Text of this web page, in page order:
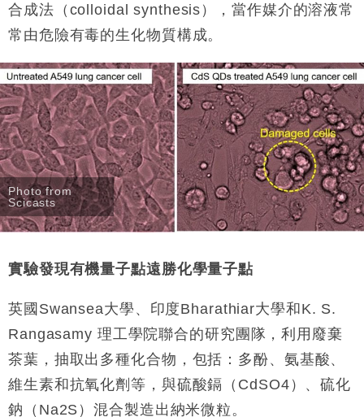
合成法（colloidal synthesis），當作媒介的溶液常
常由危險有毒的生化物質構成。
Photo from
Scicasts
實驗發現有機量子點遠勝化學量子點
英國Swansea大學、印度Bharathiar大學和K. S.
Rangasamy 理工學院聯合的研究團隊，利用廢棄
茶葉，抽取出多種化合物，包括：多酚、氨基酸、
維生素和抗氧化劑等，與硫酸鎘（CdSO4）、硫化
鈉（Na2S）混合製造出納米微粒。